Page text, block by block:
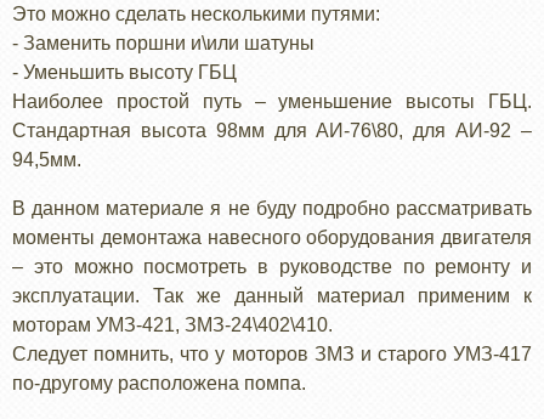
Это можно сделать несколькими путями:
- Заменить поршни и\или шатуны
- Уменьшить высоту ГБЦ
Наиболее простой путь – уменьшение высоты ГБЦ.
Стандартная высота 98мм для АИ-76\80, для АИ-92 –
94,5мм.
В данном материале я не буду подробно рассматривать
моменты демонтажа навесного оборудования двигателя
– это можно посмотреть в руководстве по ремонту и
эксплуатации. Так же данный материал применим к
моторам УМЗ-421, ЗМЗ-24\402\410.
Следует помнить, что у моторов ЗМЗ и старого УМЗ-417
по-другому расположена помпа.